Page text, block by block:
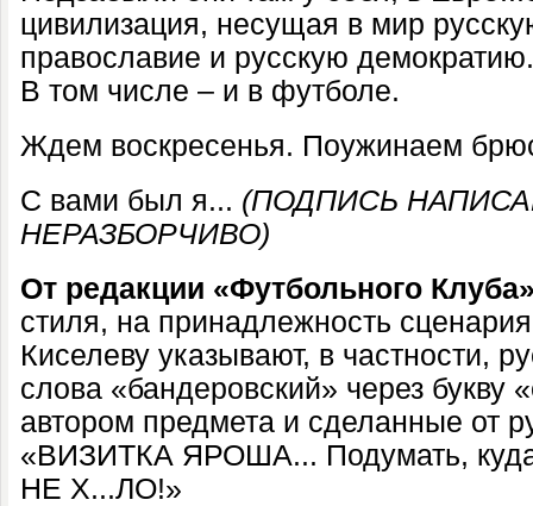
цивилизация, несущая в мир
православие и русскую
В том числе – и в футболе.
Ждем воскресенья. Поужинаем
С вами был я... (ПОДПИСЬ
НЕРАЗБОРЧИВО)
От редакции «Футбольного
стиля, на принадлежность
Киселеву указывают, в частности,
слова «бандеровский» через букву
автором предмета и сделанные от
«ВИЗИТКА ЯРОША... Подумать,
НЕ Х...ЛО!»